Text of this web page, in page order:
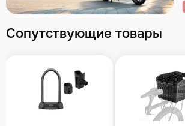
Сопутствующие товары